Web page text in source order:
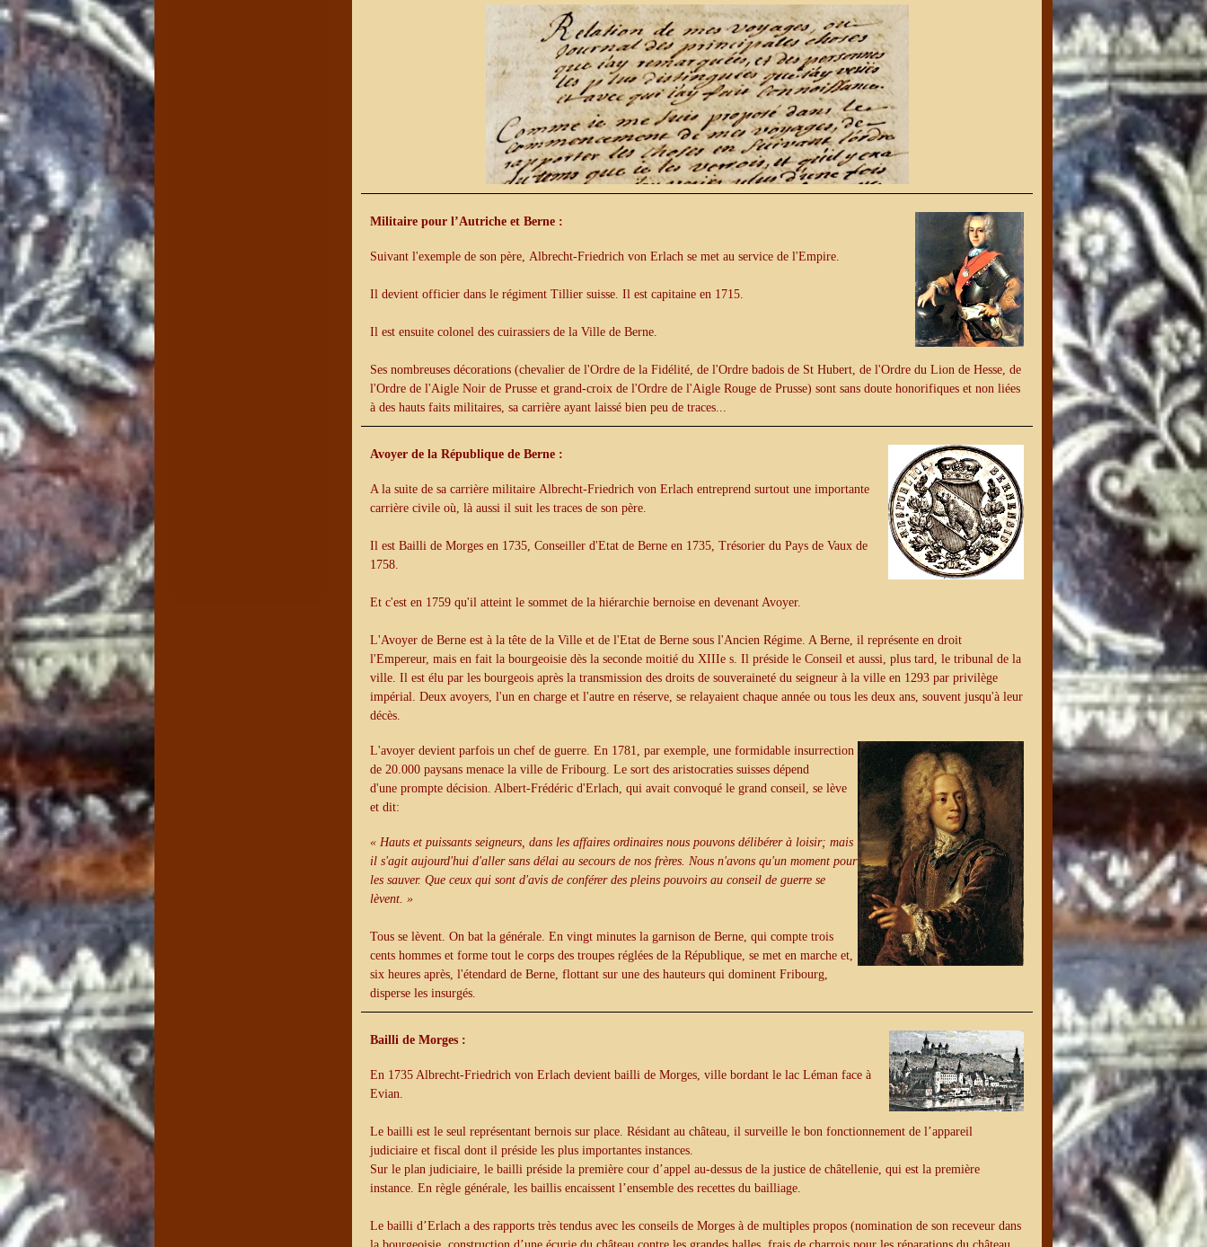
Militaire pour l’Autriche et Berne :
Suivant l'exemple de son père, Albrecht-Friedrich von Erlach se met au service de l'Empire.
Il devient officier dans le régiment Tillier suisse. Il est capitaine en 1715.
Il est ensuite colonel des cuirassiers de la Ville de Berne.
Ses nombreuses décorations (chevalier de l'Ordre de la Fidélité, de l'Ordre badois de St Hubert, de l'Ordre du Lion de Hesse, de
l'Ordre de l'Aigle Noir de Prusse et grand-croix de l'Ordre de l'Aigle Rouge de Prusse) sont sans doute honorifiques et non liées
à des hauts faits militaires, sa carrière ayant laissé bien peu de traces...
Avoyer de la République de Berne :
A la suite de sa carrière militaire Albrecht-Friedrich von Erlach entreprend surtout une importante
carrière civile où, là aussi il suit les traces de son père.
Il est Bailli de Morges en 1735, Conseiller d'Etat de Berne en 1735, Trésorier du Pays de Vaux de
1758.
Et c'est en 1759 qu'il atteint le sommet de la hiérarchie bernoise en devenant Avoyer.
L'Avoyer de Berne est à la tête de la Ville et de l'Etat de Berne sous l'Ancien Régime. A Berne, il représente en droit
l'Empereur, mais en fait la bourgeoisie dès la seconde moitié du XIIIe s. Il préside le Conseil et aussi, plus tard, le tribunal de la
ville. Il est élu par les bourgeois après la transmission des droits de souveraineté du seigneur à la ville en 1293 par privilège
impérial. Deux avoyers, l'un en charge et l'autre en réserve, se relayaient chaque année ou tous les deux ans, souvent jusqu'à leur
décès.
L'avoyer devient parfois un chef de guerre. En 1781, par exemple, une formidable insurrection
de 20.000 paysans menace la ville de Fribourg. Le sort des aristocraties suissesdépend
d'une prompte décision. Albert-Frédéric d'Erlach, qui avait convoqué le grand conseil, se lève
et dit:
« Hauts et puissants seigneurs, dans les affaires ordinaires nous pouvons délibérer à loisir; mais
il s'agit aujourd'hui d'aller sans délai au secours de nos frères. Nous n'avons qu'un moment pour
les sauver. Que ceux qui sont d'avis de conférer des pleins pouvoirs au conseil de guerre se
lèvent. »
Tous se lèvent. On bat la générale. En vingt minutes la garnison de Berne, qui compte trois
cents hommes et forme tout le corps des troupes réglées de la République, se met en marche et,
six heures après, l'étendard de Berne, flottant sur une des hauteurs qui dominent Fribourg,
disperse les insurgés.
Bailli de Morges :
En 1735 Albrecht-Friedrich von Erlach devient bailli de Morges, ville bordant le lac Léman face à
Evian.
Le bailli est le seul représentant bernois sur place. Résidant au château, il surveille le bon fonctionnement de l’appareil
judiciaire et fiscal dont il préside les plus importantes instances.
Sur le plan judiciaire, le bailli préside la première cour d’appel au-dessus de la justice de châtellenie, qui est la première
instance. En règle générale, les baillis encaissent l’ensemble des recettes du bailliage.
Le bailli d’Erlach a des rapports très tendus avec les conseils de Morges à de multiples propos (nomination de son receveur dans